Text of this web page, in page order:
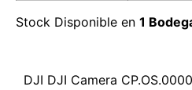
Stock Disponible en 1
DJI DJI Camera